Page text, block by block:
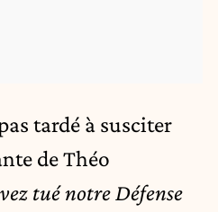
tardé à susciter
de Théo
tué notre Défense